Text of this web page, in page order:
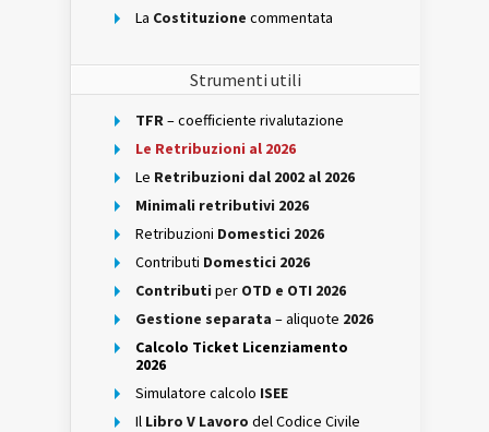
La Costituzione commentata
Strumenti utili
TFR – coefficiente rivalutazione
Le Retribuzioni al 2026
Le Retribuzioni dal 2002 al 2026
Minimali retributivi 2026
Retribuzioni Domestici 2026
Contributi Domestici 2026
Contributi per OTD e OTI 2026
Gestione separata – aliquote 2026
Calcolo Ticket Licenziamento
2026
Simulatore calcolo ISEE
Il Libro V Lavoro del Codice Civile